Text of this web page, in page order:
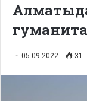
05.09.2022 31